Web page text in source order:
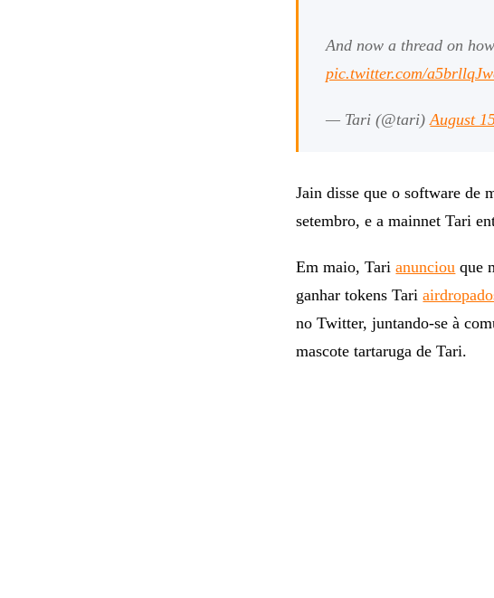
And now a thread on
pic.twitter.com/
— Tari (@tari)August
Jain disse que o software de
setembro, e a mainnet Tari
Em maio, Tarianunciou que
ganhar tokens Tari
no Twitter, juntando-se à
mascote tartaruga de Tari.